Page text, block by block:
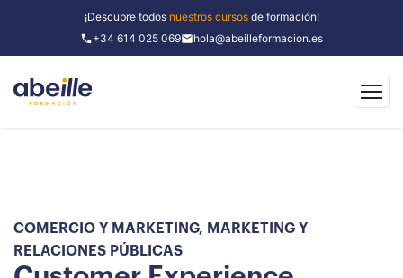
¡Descubre todos nuestros cursosde formación!
+34 614 025 069
hola@abeilleformacion.es
COMERCIO Y MARKETING, MARKETING Y
RELACIONES PÚBLICAS